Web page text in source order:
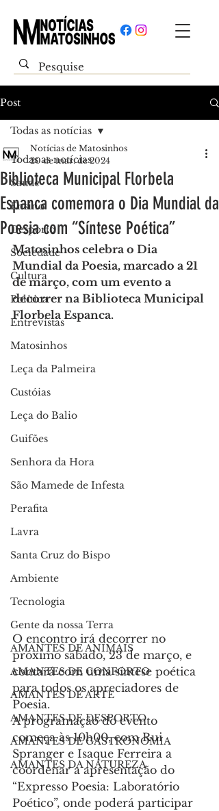
Post
Todas as notícias
Saúde
Ensino
Desporto
Sociedade
Cultura
Política
Entrevistas
Matosinhos
Leça da Palmeira
Custóias
Leça do Balio
Guifões
Senhora da Hora
São Mamede de Infesta
Perafita
Lavra
Santa Cruz do Bispo
Ambiente
Tecnologia
Gente da nossa Terra
AMANTES DE ANIMAIS
AMANTES DE CONFORTO
AMANTES DE ARTE
AMANTES DE DESPORTO
AMANTES DE GASTRONOMIA
AMANTES DA NATUREZA
Todas as notícias
Biblioteca Municipal Florbela
Espanca comemora o Dia Mundial da
Poesia com “Síntese Poética”
Notícias de Matosinhos
20 de mar. de 2024
Matosinhos celebra o Dia
Mundial da Poesia, marcado a 21
de março, com um evento a
decorrer na Biblioteca Municipal
Florbela Espanca.
O encontro irá decorrer no
próximo sábado, 23 de março, e
contará com uma síntese poética
para todos os apreciadores de
Poesia.
A programação do evento
começa às 10h00, com Rui
Spranger e Isaque Ferreira a
coordenar a apresentação do
“Expresso Poesia: Laboratório
Poético”, onde poderá participar